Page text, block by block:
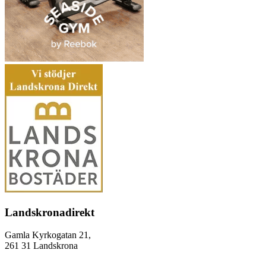
Landskronadirekt
Gamla Kyrkogatan 21,
261 31 Landskrona